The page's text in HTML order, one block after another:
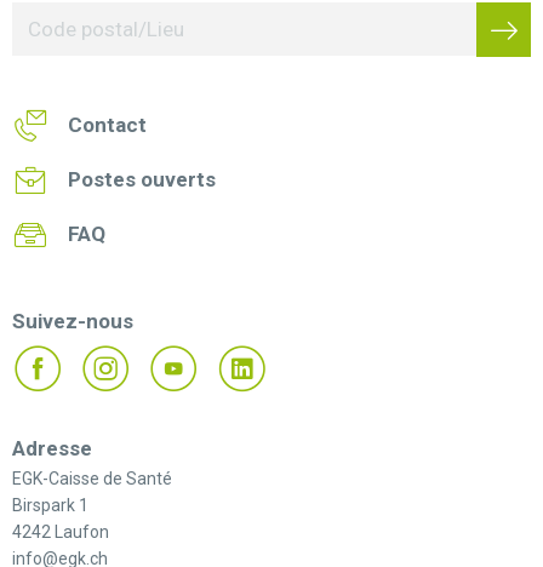
Contact
Postes ouverts
FAQ
Suivez-nous
Adresse
EGK-Caisse de Santé
Birspark 1
4242 Laufon
info@egk.ch